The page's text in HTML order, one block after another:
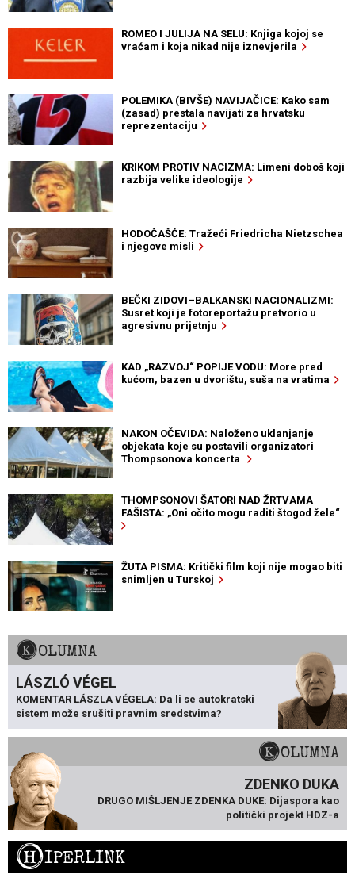
ROMEO I JULIJA NA SELU: Knjiga kojoj se
vraćam i koja nikad nije iznevjerila
POLEMIKA (BIVŠE) NAVIJAČICE: Kako sam
(zasad) prestala navijati za hrvatsku
reprezentaciju
KRIKOM PROTIV NACIZMA: Limeni doboš koji
razbija velike ideologije
HODOČAŠĆE: Tražeći Friedricha Nietzschea
i njegove misli
BEČKI ZIDOVI–BALKANSKI NACIONALIZMI:
Susret koji je fotoreportažu pretvorio u
agresivnu prijetnju
KAD „RAZVOJ“ POPIJE VODU: More pred
kućom, bazen u dvorištu, suša na vratima
NAKON OČEVIDA: Naloženo uklanjanje
objekata koje su postavili organizatori
Thompsonova koncerta
THOMPSONOVI ŠATORI NAD ŽRTVAMA
FAŠISTA: „Oni očito mogu raditi štogod žele“
ŽUTA PISMA: Kritički film koji nije mogao biti
snimljen u Turskoj
KOLUMNA
LÁSZLÓ VÉGEL
KOMENTAR LÁSZLA VÉGELA: Da li se autokratski
sistem može srušiti pravnim sredstvima?
KOLUMNA
ZDENKO DUKA
DRUGO MIŠLJENJE ZDENKA DUKE: Dijaspora kao
politički projekt HDZ-a
HIPERLINK